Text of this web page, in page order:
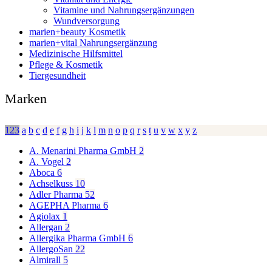
Vitamine und Nahrungsergänzungen
Wundversorgung
marien+beauty Kosmetik
marien+vital Nahrungsergänzung
Medizinische Hilfsmittel
Pflege & Kosmetik
Tiergesundheit
Marken
123 a b c d e f g h i j k l m n o p q r s t u v w x y z
A. Menarini Pharma GmbH 2
A. Vogel 2
Aboca 6
Achselkuss 10
Adler Pharma 52
AGEPHA Pharma 6
Agiolax 1
Allergan 2
Allergika Pharma GmbH 6
AllergoSan 22
Almirall 5